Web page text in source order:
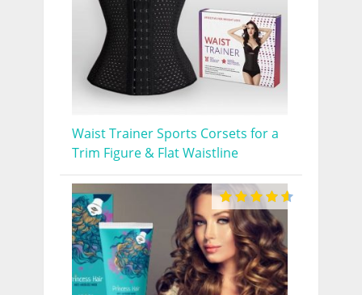
Waist Trainer Sports Corsets for a
Trim Figure & Flat Waistline